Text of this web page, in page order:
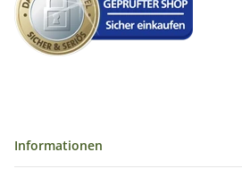
Informationen